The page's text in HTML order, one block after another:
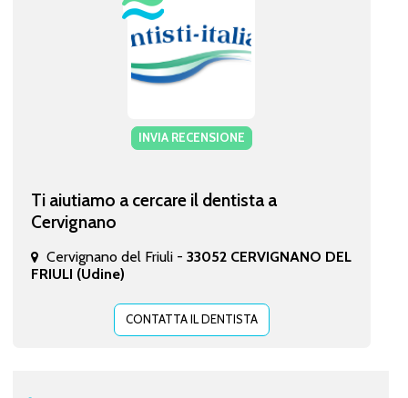
INVIA RECENSIONE
Ti aiutiamo a cercare il dentista a
Cervignano
Cervignano del Friuli - 33052 CERVIGNANO DEL
FRIULI (Udine)
CONTATTA IL DENTISTA